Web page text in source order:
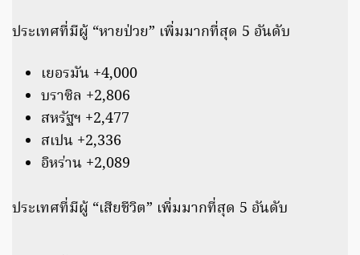
ประเทศที่มีผู้ “หายป่วย” เพิ่มมากที่สุด 5 อันดับ
เยอรมัน +4,000
บราซิล +2,806
สหรัฐฯ +2,477
สเปน +2,336
อิหร่าน +2,089
ประเทศที่มีผู้ “เสียชีวิต” เพิ่มมากที่สุด 5 อันดับ